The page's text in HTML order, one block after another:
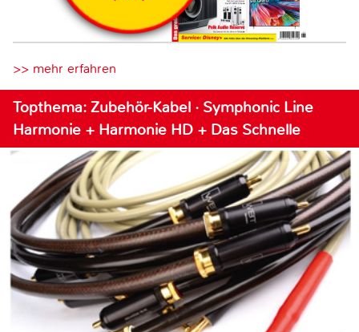
>> mehr erfahren
Topthema: Zubehör-Kabel · Symphonic Line
Harmonie + Harmonie HD + Das Schnelle